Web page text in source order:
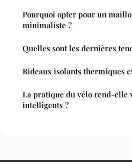
Pourquoi opter pour un
minimaliste ?
Quelles sont les dernières
Rideaux isolants thermiques
La pratique du vélo rend-elle
intelligents ?